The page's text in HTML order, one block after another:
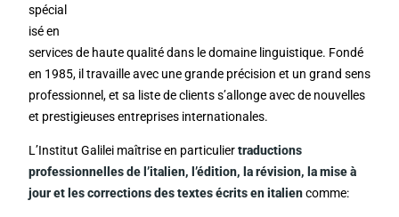
spécial
isé en
services de haute qualité dans le domaine linguistique. Fondé
en 1985, il travaille avec une grande précision et un grand sens
professionnel, et sa liste de clients s’allonge avec de nouvelles
et prestigieuses entreprises internationales.
L’Institut Galilei maîtrise en particuliertraductions
professionnelles de l’italien, l’édition, la révision, la mise à
jour et les corrections des textes écrits en italiencomme: